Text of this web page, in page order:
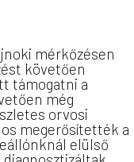
mérkőzésen
követően
támogatni a
még
orvosi
megerősítették a
elülső